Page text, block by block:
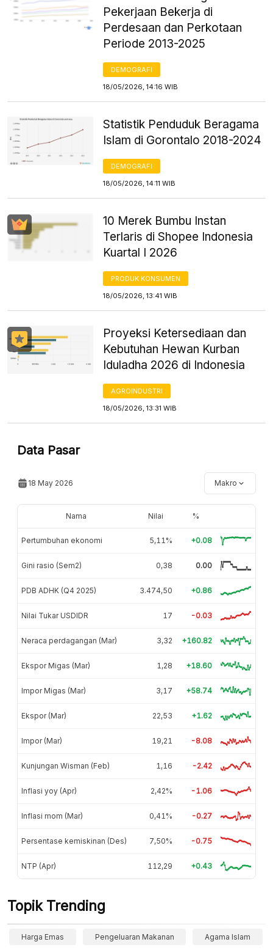
Pekerjaan Bekerja di
Perdesaan dan Perkotaan
Periode 2013-2025
DEMOGRAFI
18/05/2026, 14:16 WIB
Statistik Penduduk Beragama
Islam di Gorontalo 2018-2024
DEMOGRAFI
18/05/2026, 14:11 WIB
10 Merek Bumbu Instan
Terlaris di Shopee Indonesia
Kuartal I 2026
PRODUK KONSUMEN
18/05/2026, 13:41 WIB
Proyeksi Ketersediaan dan
Kebutuhan Hewan Kurban
Iduladha 2026 di Indonesia
AGROINDUSTRI
18/05/2026, 13:31 WIB
Data Pasar
18 May 2026 Makro
Nama Nilai %
Pertumbuhan ekonomi 5,11% +0.08
Gini rasio (Sem2) 0,38 0.00
PDB ADHK (Q4 2025) 3.474,50 +0.86
Nilai Tukar USDIDR 17 -0.03
Neraca perdagangan (Mar) 3,32 +160.82
Ekspor Migas (Mar) 1,28 +18.60
Impor Migas (Mar) 3,17 +58.74
Ekspor (Mar) 22,53 +1.62
Impor (Mar) 19,21 -8.08
Kunjungan Wisman (Feb) 1,16 -2.42
Inflasi yoy (Apr) 2,42% -1.06
Inflasi mom (Mar) 0,41% -0.27
Persentase kemiskinan (Des) 7,50% -0.75
NTP (Apr) 112,29 +0.43
Topik Trending
Harga Emas Pengeluaran Makanan Agama Islam